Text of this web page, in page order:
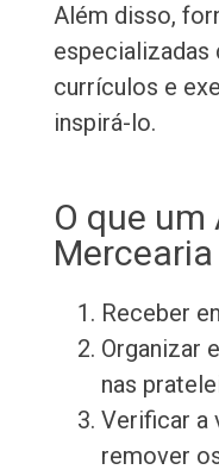
Além disso,
especializadas
currículos e
inspirá-lo.
O que
Receber
Organizar
nas
Verificar a
remover